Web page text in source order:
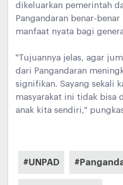
dikeluarkan pemerintah
Pangandaran benar-
manfaat nyata bagi
"Tujuannya jelas, agar
dari Pangandaran
signifikan. Sayang sekali
masyarakat ini tidak bisa
anak kita sendiri,"
#UNPAD